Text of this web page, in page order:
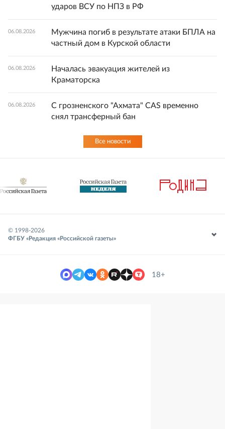
ударов ВСУ по НПЗ в РФ
06.08.2026
Мужчина погиб в результате атаки БПЛА на
частный дом в Курской области
06.08.2026
Началась эвакуация жителей из
Краматорска
06.08.2026
С грозненского "Ахмата" CAS временно
снял трансферный бан
Все новости
© 1998-2026
ФГБУ «Редакция «Российской газеты»
18+